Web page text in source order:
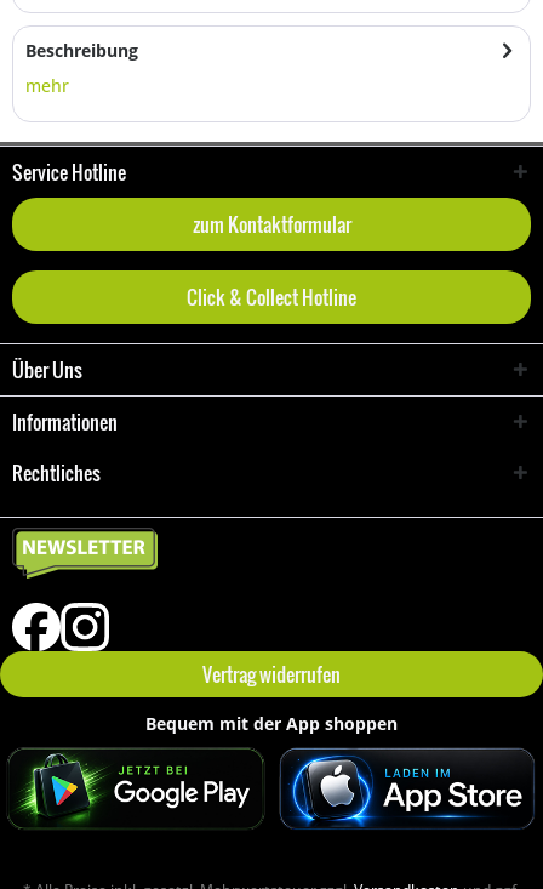
Beschreibung
mehr
Service Hotline
zum Kontaktformular
Click & Collect Hotline
Über Uns
Informationen
Rechtliches
Vertrag widerrufen
Bequem mit der App shoppen